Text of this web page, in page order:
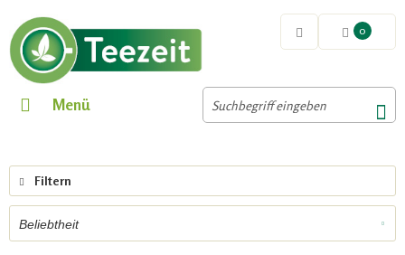
0
Menü
Filtern